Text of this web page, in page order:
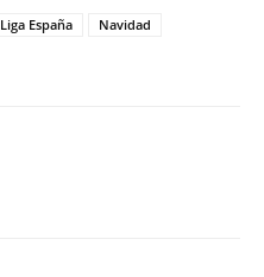
Liga España
Navidad